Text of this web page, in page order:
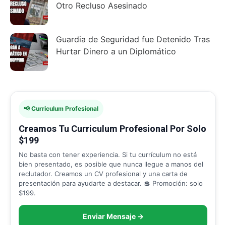
Otro Recluso Asesinado
Guardia de Seguridad fue Detenido Tras
Hurtar Dinero a un Diplomático
📢 Curriculum Profesional
Creamos Tu Curriculum Profesional Por Solo
$199
No basta con tener experiencia. Si tu currículum no está
bien presentado, es posible que nunca llegue a manos del
reclutador. Creamos un CV profesional y una carta de
presentación para ayudarte a destacar. 💲 Promoción: solo
$199.
Enviar Mensaje →